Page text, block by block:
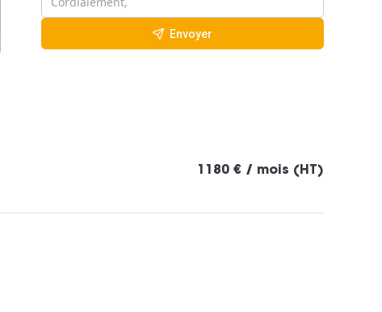
Envoyer
1180 € / mois (HT)